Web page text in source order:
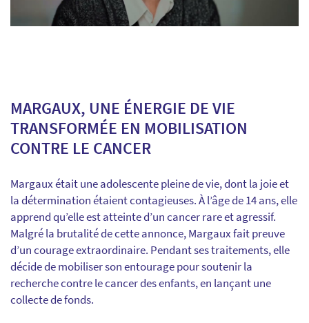
MARGAUX, UNE ÉNERGIE DE VIE
TRANSFORMÉE EN MOBILISATION
CONTRE LE CANCER
Margaux était une adolescente pleine de vie, dont la joie et
la détermination étaient contagieuses. À l’âge de 14 ans, elle
apprend qu’elle est atteinte d’un cancer rare et agressif.
Malgré la brutalité de cette annonce, Margaux fait preuve
d’un courage extraordinaire. Pendant ses traitements, elle
décide de mobiliser son entourage pour soutenir la
recherche contre le cancer des enfants, en lançant une
collecte de fonds.